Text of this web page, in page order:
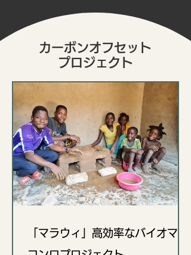
カーボンオフセット
プロジェクト
「マラウィ」高効率なバイオマス